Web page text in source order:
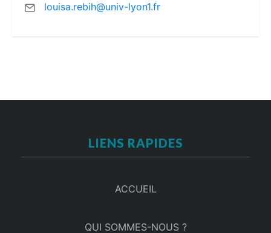
louisa.rebih@univ-lyon1.fr
LIENS RAPIDES
ACCUEIL
QUI SOMMES-NOUS ?